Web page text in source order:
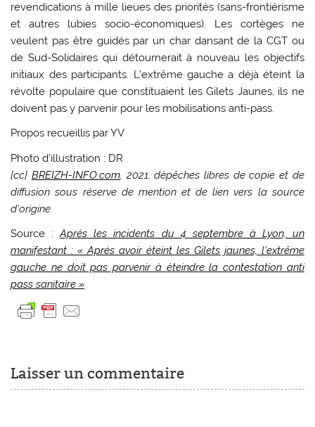
revendications à mille lieues des priorités (sans-frontiérisme
et autres lubies socio-économiques). Les cortèges ne
veulent pas être guidés par un char dansant de la CGT ou
de Sud-Solidaires qui détournerait à nouveau les objectifs
initiaux des participants. L’extrême gauche a déjà éteint la
révolte populaire que constituaient les Gilets Jaunes, ils ne
doivent pas y parvenir pour les mobilisations anti-pass.
Propos recueillis par YV
Photo d’illustration : DR
[cc] BREIZH-INFO.com, 2021, dépêches libres de copie et de
diffusion sous réserve de mention et de lien vers la source
d’origine
Source :Après les incidents du 4 septembre à Lyon, un
manifestant : « Après avoir éteint les Gilets jaunes, l’extrême
gauche ne doit pas parvenir à éteindre la contestation anti
pass sanitaire »
Laisser un commentaire